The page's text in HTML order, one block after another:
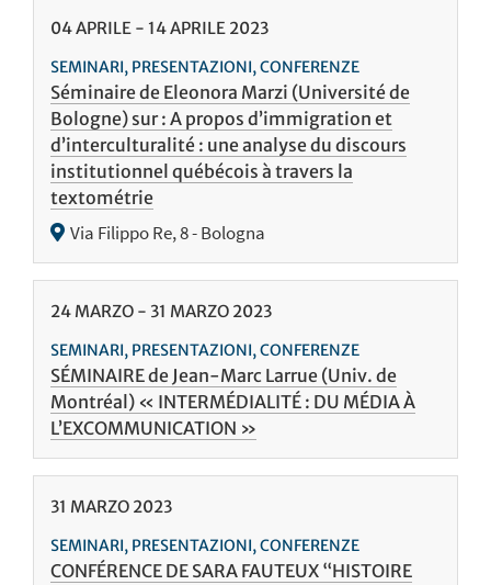
04APRILE - 14APRILE 2023
SEMINARI, PRESENTAZIONI, CONFERENZE
Séminaire de Eleonora Marzi (Université de
Bologne) sur : A propos d’immigration et
d’interculturalité : une analyse du discours
institutionnel québécois à travers la
textométrie
Via Filippo Re, 8 - Bologna
24 MARZO - 31 MARZO 2023
SEMINARI, PRESENTAZIONI, CONFERENZE
SÉMINAIRE de Jean-Marc Larrue (Univ. de
Montréal) « INTERMÉDIALITÉ : DU MÉDIA À
L’EXCOMMUNICATION »
31 MARZO 2023
SEMINARI, PRESENTAZIONI, CONFERENZE
CONFÉRENCE DE SARA FAUTEUX “HISTOIRE